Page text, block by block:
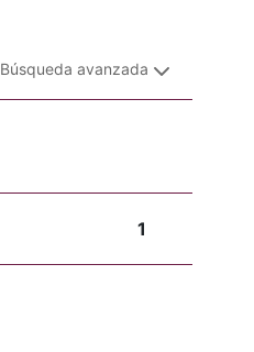
Búsqueda avanzada
1